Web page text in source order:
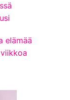
elämää